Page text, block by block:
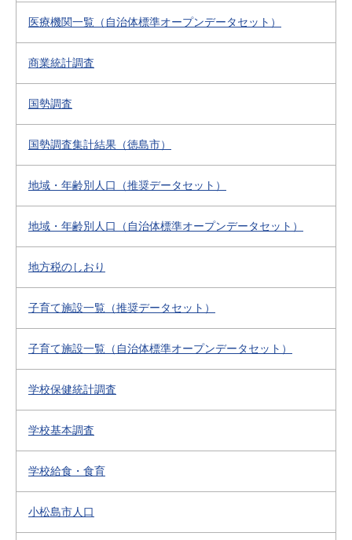
医療機関一覧（自治体標準オープンデータセット）
商業統計調査
国勢調査
国勢調査集計結果（徳島市）
地域・年齢別人口（推奨データセット）
地域・年齢別人口（自治体標準オープンデータセット）
地方税のしおり
子育て施設一覧（推奨データセット）
子育て施設一覧（自治体標準オープンデータセット）
学校保健統計調査
学校基本調査
学校給食・食育
小松島市人口